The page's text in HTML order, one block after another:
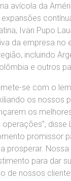
avícola da
Ivan Pupo
da empresa no
incluindo
e outros
se com o
os nossos
os
disse
promissor
prosperar.
para dar
de nossos